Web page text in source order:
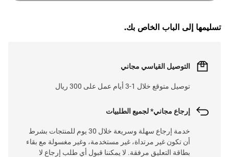
تسليمها إلى الباب الخاص بك.
التوصيل القياسي مجاني
توصيل متوقع خلال 1-3 أيام عمل على 300 ريال
إرجاع مجاني* لجميع الطلبيات
خدمة إرجاع سهلة وسريعة خلال 30 يوم للمنتجات بشرط
أن تكون غير مرتداة، غير مستخدمة، وغير مغسولة مع بقاء
بطاقة التعليق مرفقة. لا يمكننا قبول أي طلب إرجاع لا